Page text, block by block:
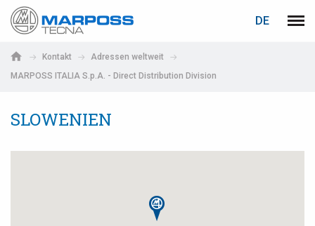
Marposs
DE
Menü
Kontakt
Adressen weltweit
MARPOSS ITALIA S.p.A. - Direct Distribution Division
SLOWENIEN
Deutsch
日本語 (Japanese)
LOGIN PASSWORTWIEDERHERSTELLUNG